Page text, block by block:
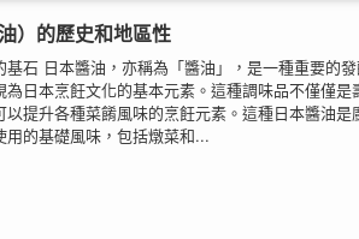
）的歷史和地區性
基石 日本醬油，亦稱為「醬油」，是一種重要的
為日本烹飪文化的基本元素。這種調味品不僅僅是
以提升各種菜餚風味的烹飪元素。這種日本醬油是
用的基礎風味，包括燉菜和...